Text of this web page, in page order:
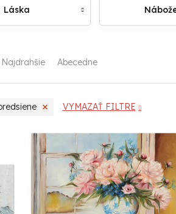
Láska
Najdrahšie Abecedne
VYMAZAŤ FILTRE